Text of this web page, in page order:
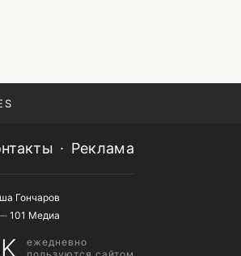
Реклама
Гончаров
101 Медиа
ежедневно